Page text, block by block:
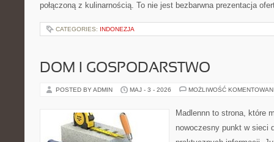
połączoną z kulinarnością. To nie jest bezbarwna prezentacja
CATEGORIES: INDONEZJA
DOM I GOSPODARSTWO
POSTED BY ADMIN MAJ - 3 - 2026 MOŻLIWOŚĆ
Madlennn to strona, które
nowoczesny punkt w sieci